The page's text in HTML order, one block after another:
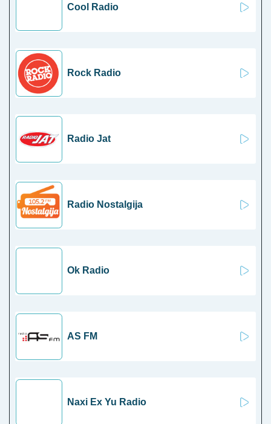
Cool Radio
Rock Radio
Radio Jat
Radio Nostalgija
Ok Radio
AS FM
Naxi Ex Yu Radio